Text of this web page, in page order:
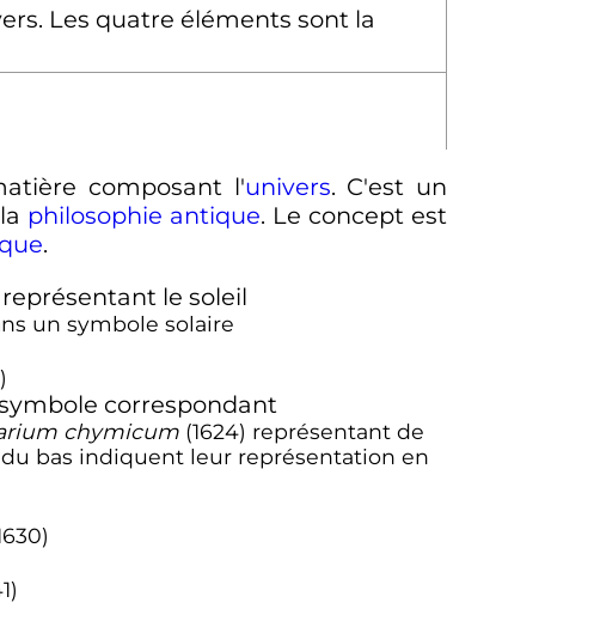
Les quatre éléments sont la
composant l'univers. C'est un
philosophie antique. Le concept est
.
un symbole solaire
chymicum(1624) représentant de
du bas indiquent leur représentation en